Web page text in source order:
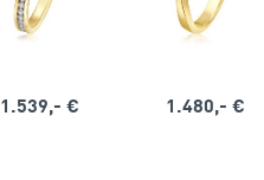
1.539,- € 1.480,- €